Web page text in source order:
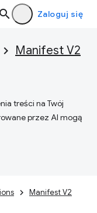
Zaloguj się
Manifest V2
treści na Twój
przez AI mogą
Manifest V2